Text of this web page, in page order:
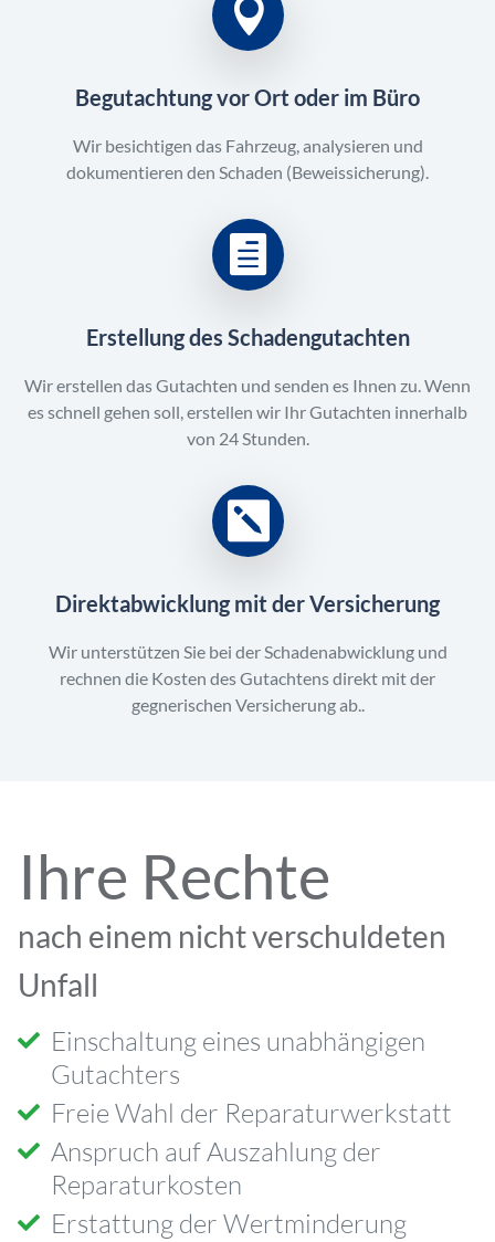
Begutachtung vor Ort oder im Büro
Wir besichtigen das Fahrzeug, analysieren und
dokumentieren den Schaden (Beweissicherung).
Erstellung des Schadengutachten
Wir erstellen das Gutachten und senden es Ihnen zu. Wenn
es schnell gehen soll, erstellen wir Ihr Gutachten innerhalb
von 24 Stunden.
Direktabwicklung mit der Versicherung
Wir unterstützen Sie bei der Schadenabwicklung und
rechnen die Kosten des Gutachtens direkt mit der
gegnerischen Versicherung ab..
Ihre Rechte
nach einem nicht verschuldeten
Unfall
Einschaltung eines unabhängigen
Gutachters
Freie Wahl der Reparaturwerkstatt
Anspruch auf Auszahlung der
Reparaturkosten
Erstattung der Wertminderung